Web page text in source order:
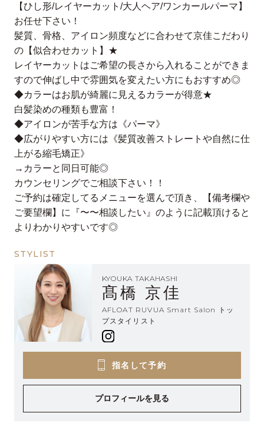
【ひし形/レイヤーカット/大人ヘア/ワンカールパーマ】
お任せ下さい！
髪質、骨格、アイロン頻度などに合わせて京佳こだわり
の【似合わせカット】★
レイヤーカットはご希望の長さから入れることができま
すので伸ばし中で雰囲気を変えたい方にもおすすめ◎
◆カラーはお肌が綺麗に見えるカラーが得意★
白髪染めの種類も豊富！
◆アイロンが苦手な方は《パーマ》
◆広がりやすい方には《髪質改善ストレートや自然に仕
上がる縮毛矯正》
→カラーと同日可能◎
カウンセリングでご相談下さい！！
ご予約は確定してるメニューを選んで頂き、【備考欄や
ご要望欄】に『〜〜相談したい』のように記載頂けると
よりわかりやすいです◎
STYLIST
KYOUKA TAKAHASHI
髙橋 京佳
AFLOAT RUVUA Smart Salon トッ
プスタイリスト
指名して予約
プロフィールを見る